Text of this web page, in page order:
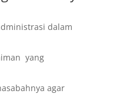
dalam
yang
agar